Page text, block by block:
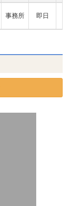
事務所 即日